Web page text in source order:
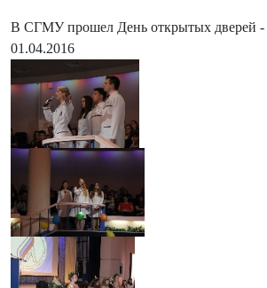
В СГМУ прошел День открытых дверей -
01.04.2016